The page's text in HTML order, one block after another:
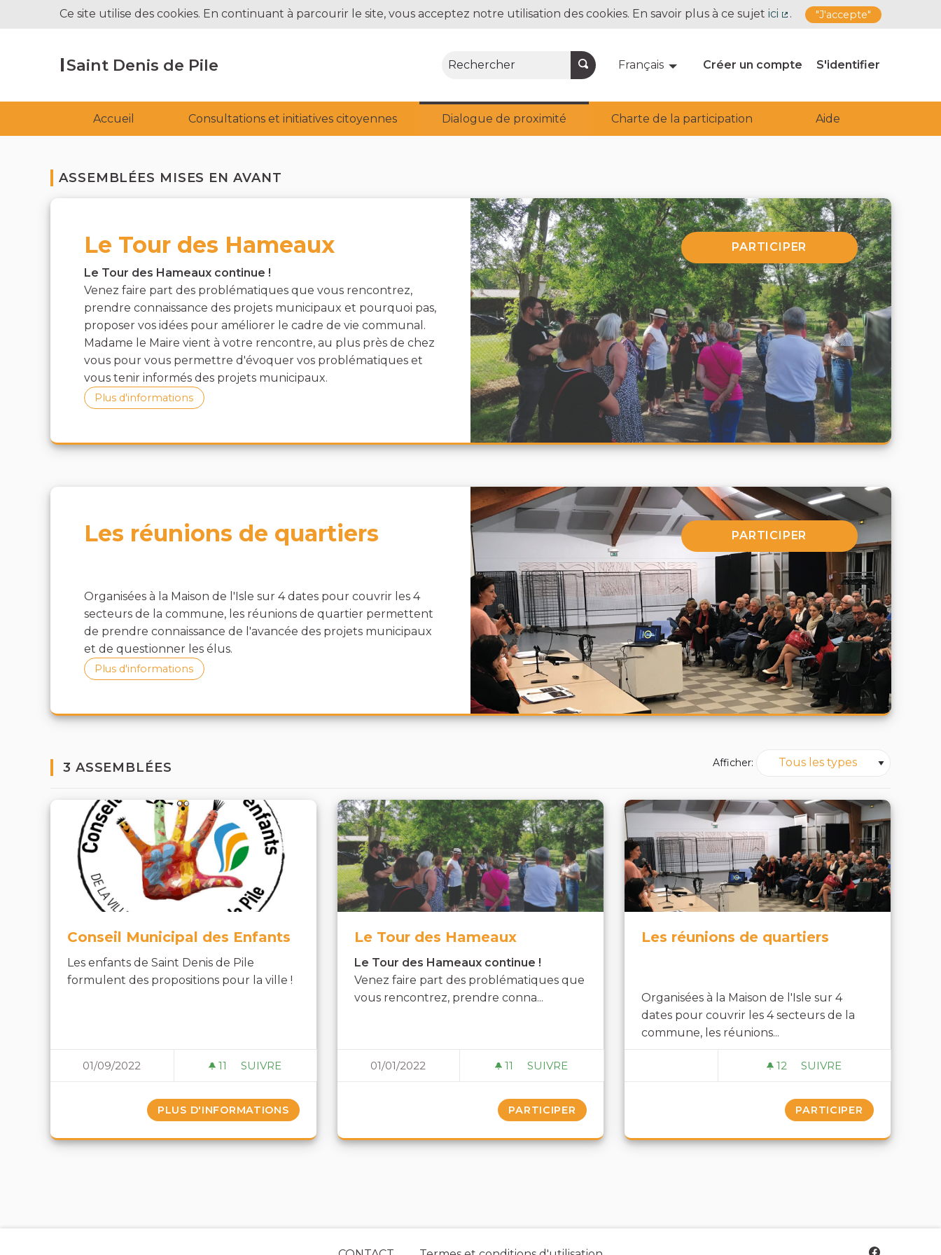
Ce site utilise des cookies. En continuant à parcourir le site, vous acceptez notre utilisation des cookies. En savoir plus à ce sujet ici
(Lien externe)
. "J'accepte"
Saint Denis de Pile Rechercher Français Choose language Choisir la langue
Créer un compte S'identifier
Accueil Consultations et initiatives citoyennes Dialogue de proximité Charte de la participation Aide
ASSEMBLÉES MISES EN AVANT
Le Tour des Hameaux
Le Tour des Hameaux continue !
Venez faire part des problématiques que vous rencontrez,
prendre connaissance des projets municipaux et pourquoi pas,
proposer vos idées pour améliorer le cadre de vie communal.
Madame le Maire vient à votre rencontre, au plus près de chez
vous pour vous permettre d'évoquer vos problématiques et
vous tenir informés des projets municipaux.
Plus d'informations
PARTICIPER
Les réunions de quartiers
Organisées à la Maison de l'Isle sur 4 dates pour couvrir les 4
secteurs de la commune, les réunions de quartier permettent
de prendre connaissance de l'avancée des projets municipaux
et de questionner les élus.
Plus d'informations
PARTICIPER
3 ASSEMBLÉES Afficher: Tous les types
Conseil Municipal des Enfants
Les enfants de Saint Denis de Pile
formulent des propositions pour la ville !
01/09/2022 11 11 ABONNÉS
SUIVRE
PLUS D'INFORMATIONS
Le Tour des Hameaux
Le Tour des Hameaux continue !
Venez faire part des problématiques que
vous rencontrez, prendre conna...
01/01/2022 11 11 ABONNÉS
SUIVRE
PARTICIPER
Les réunions de quartiers
Organisées à la Maison de l'Isle sur 4
dates pour couvrir les 4 secteurs de la
commune, les réunions...
12 12 ABONNÉS
SUIVRE
PARTICIPER